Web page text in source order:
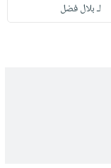
لـ بلال فضل